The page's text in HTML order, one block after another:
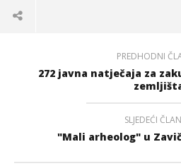
PREDHODNI
272 javna natječaja za
SLJEDEĆI
"Mali arheolog" u